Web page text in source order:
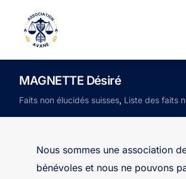
MAGNETTE Désiré
Faits non élucidés suisses, Liste des faits
Nous sommes une association
bénévoles et nous ne pouvons